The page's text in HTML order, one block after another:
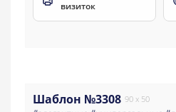
визиток
Шаблон №3308 90 x 50